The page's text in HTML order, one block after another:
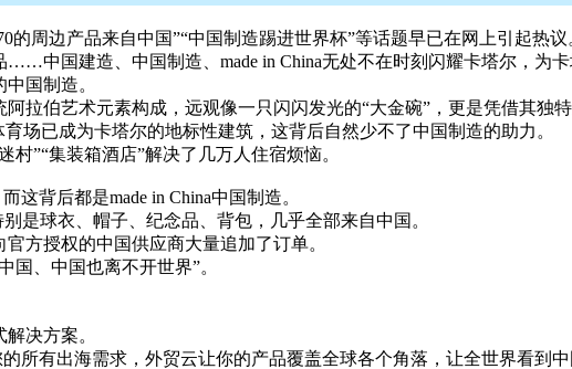
周边产品来自中国”“中国制造踢进世界杯”等话题早已在网上引起热议
中国建造、中国制造、made in China无处不在时刻闪耀卡塔尔，为卡
国制造。
拉伯艺术元素构成，远观像一只闪闪发光的“大金碗”，更是凭借其独
场已成为卡塔尔的地标性建筑，这背后自然少不了中国制造的助力。
”“集装箱酒店”解决了几万人住宿烦恼。
背后都是made in China中国制造。
是球衣、帽子、纪念品、背包，几乎全部来自中国。
方授权的中国供应商大量追加了订单。
、中国也离不开世界”。
决方案。
所有出海需求，外贸云让你的产品覆盖全球各个角落，让全世界看到中